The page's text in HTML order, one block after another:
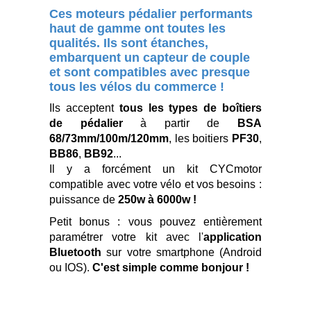
Ces moteurs pédalier performants
haut de gamme ont toutes les
qualités. Ils sont étanches,
embarquent un capteur de couple
et sont compatibles avec presque
tous les vélos du commerce !
Ils acceptent tous les types de boîtiers
de pédalierà partir de
BSA
68/73mm/100m/120mm, les boitiers PF30,
BB86, BB92...
Il y a forcément un kit CYCmotor
compatible avec votre vélo et vos besoins :
puissance de250w à 6000w !
Petit bonus : vous pouvez entièrement
paramétrer votre kit avec l'application
Bluetooth sur votre smartphone (Android
ou IOS).C'est simple comme bonjour !